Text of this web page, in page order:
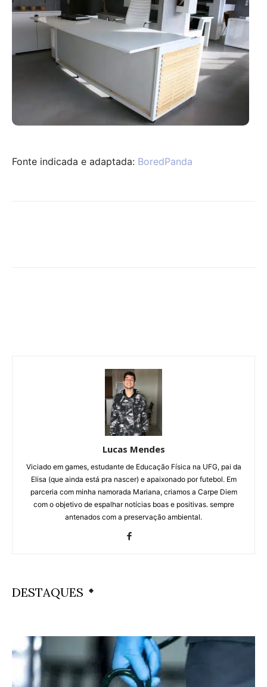
Fonte indicada e adaptada: BoredPanda
Lucas Mendes
Viciado em games, estudante de Educação Física na UFG, pai da
Elisa (que ainda está pra nascer) e apaixonado por futebol. Em
parceria com minha namorada Mariana, criamos a Carpe Diem
com o objetivo de espalhar notícias boas e positivas. sempre
antenados com a preservação ambiental.
DESTAQUES